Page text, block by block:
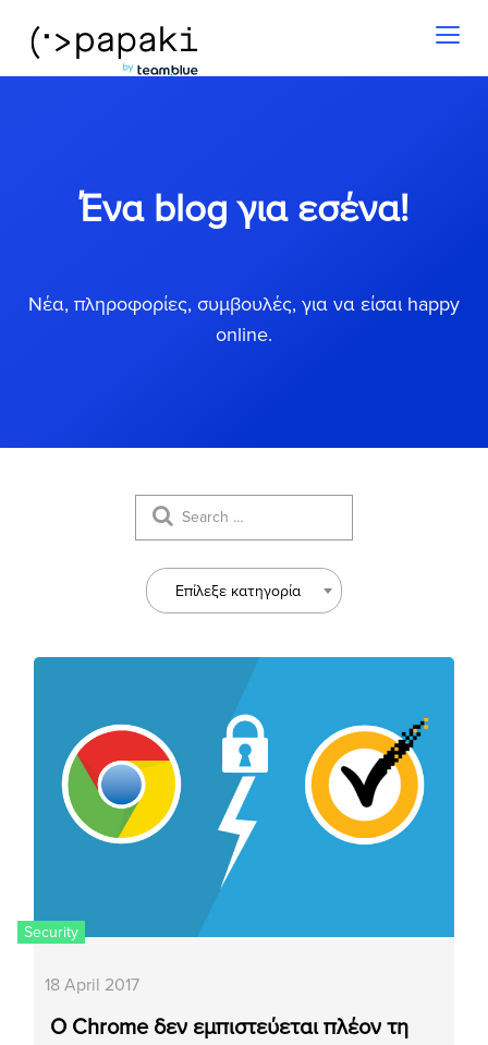
Ένα blog για εσένα!
Νέα, πληροφορίες, συμβουλές, για να είσαι happy
online.
Επίλεξε κατηγορία
Security
18 April 2017
Ο Chrome δεν εμπιστεύεται πλέον τη